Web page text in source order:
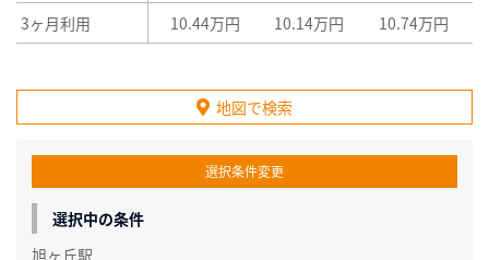
3ヶ月利用
10.44万円 10.14万円 10.74万円
地図で検索
選択条件変更
選択中の条件
旭ヶ丘駅